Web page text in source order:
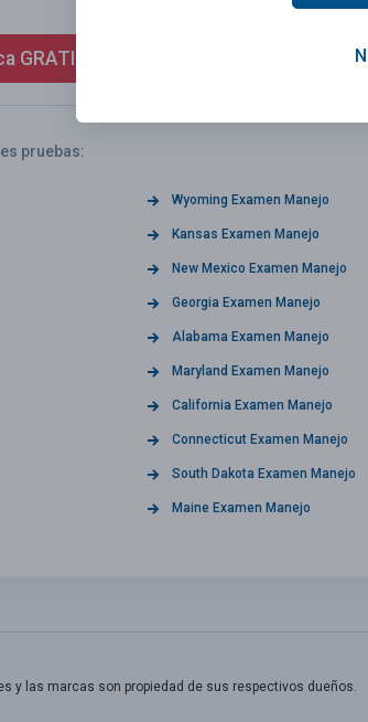
GRATIS ahora
pruebas:
Wyoming Examen Manejo
Kansas Examen Manejo
New Mexico Examen Manejo
Georgia Examen Manejo
Alabama Examen Manejo
Maryland Examen Manejo
California Examen Manejo
Connecticut Examen Manejo
South Dakota Examen Manejo
Maine Examen Manejo
y las marcas son propiedad de sus respectivos dueños.